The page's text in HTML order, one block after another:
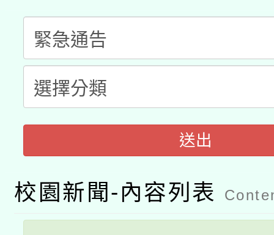
礎課程
A3數位素養講師名單
「數位內容與教學軟體
pilot」
有關大陸委員會函釋公
薪期間赴陸應申請許可
轉知經濟部水利署委託
業技術研究院辦理「
動」
115年8月22日(星期六
開 智慧啟航」
送出
校園新聞-內容列表